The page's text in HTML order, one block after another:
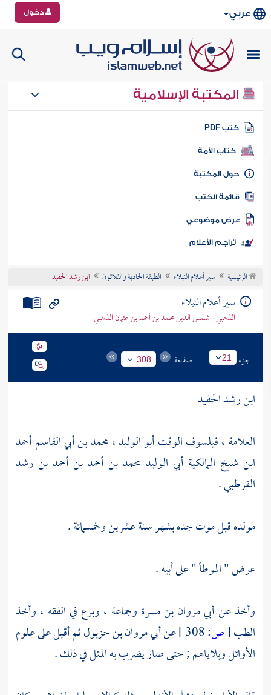
عربي دخول
المكتبة الإسلامية
كتب PDF
كتاب الأمة
المكتبة
الكتب
موضوعي
تراجم الأعلام
الرئيسية سير أعلام النبلاء الطبقة الحادية والثلاثون ابن رشد الحفيد
سير أعلام النبلاء
الذهبي - شمس الدين محمد بن أحمد بن عثمان الذهبي
جزء 21 صفحة 308
ابن رشد الحفيد
العلامة ، فيلسوف الوقت أبو الوليد ، محمد بن أبي القاسم أحمد
ابن شيخ المالكية أبي الوليد محمد بن أحمد بن أحمد بن رشد
القرطبي .
مولده قبل موت جده بشهر سنة عشرين وخمسمائة .
عرض " الموطأ " على أبيه .
وأخذ عنأبي مروان بن مسرة وجماعة ، وبرع في الفقه ، وأخذ
الطب[ص: عنأبي مروان بن حزبولثم أقبل على علوم
الأوائل وبلاياهم ; حتى صار يضرب به المثل في ذلك .